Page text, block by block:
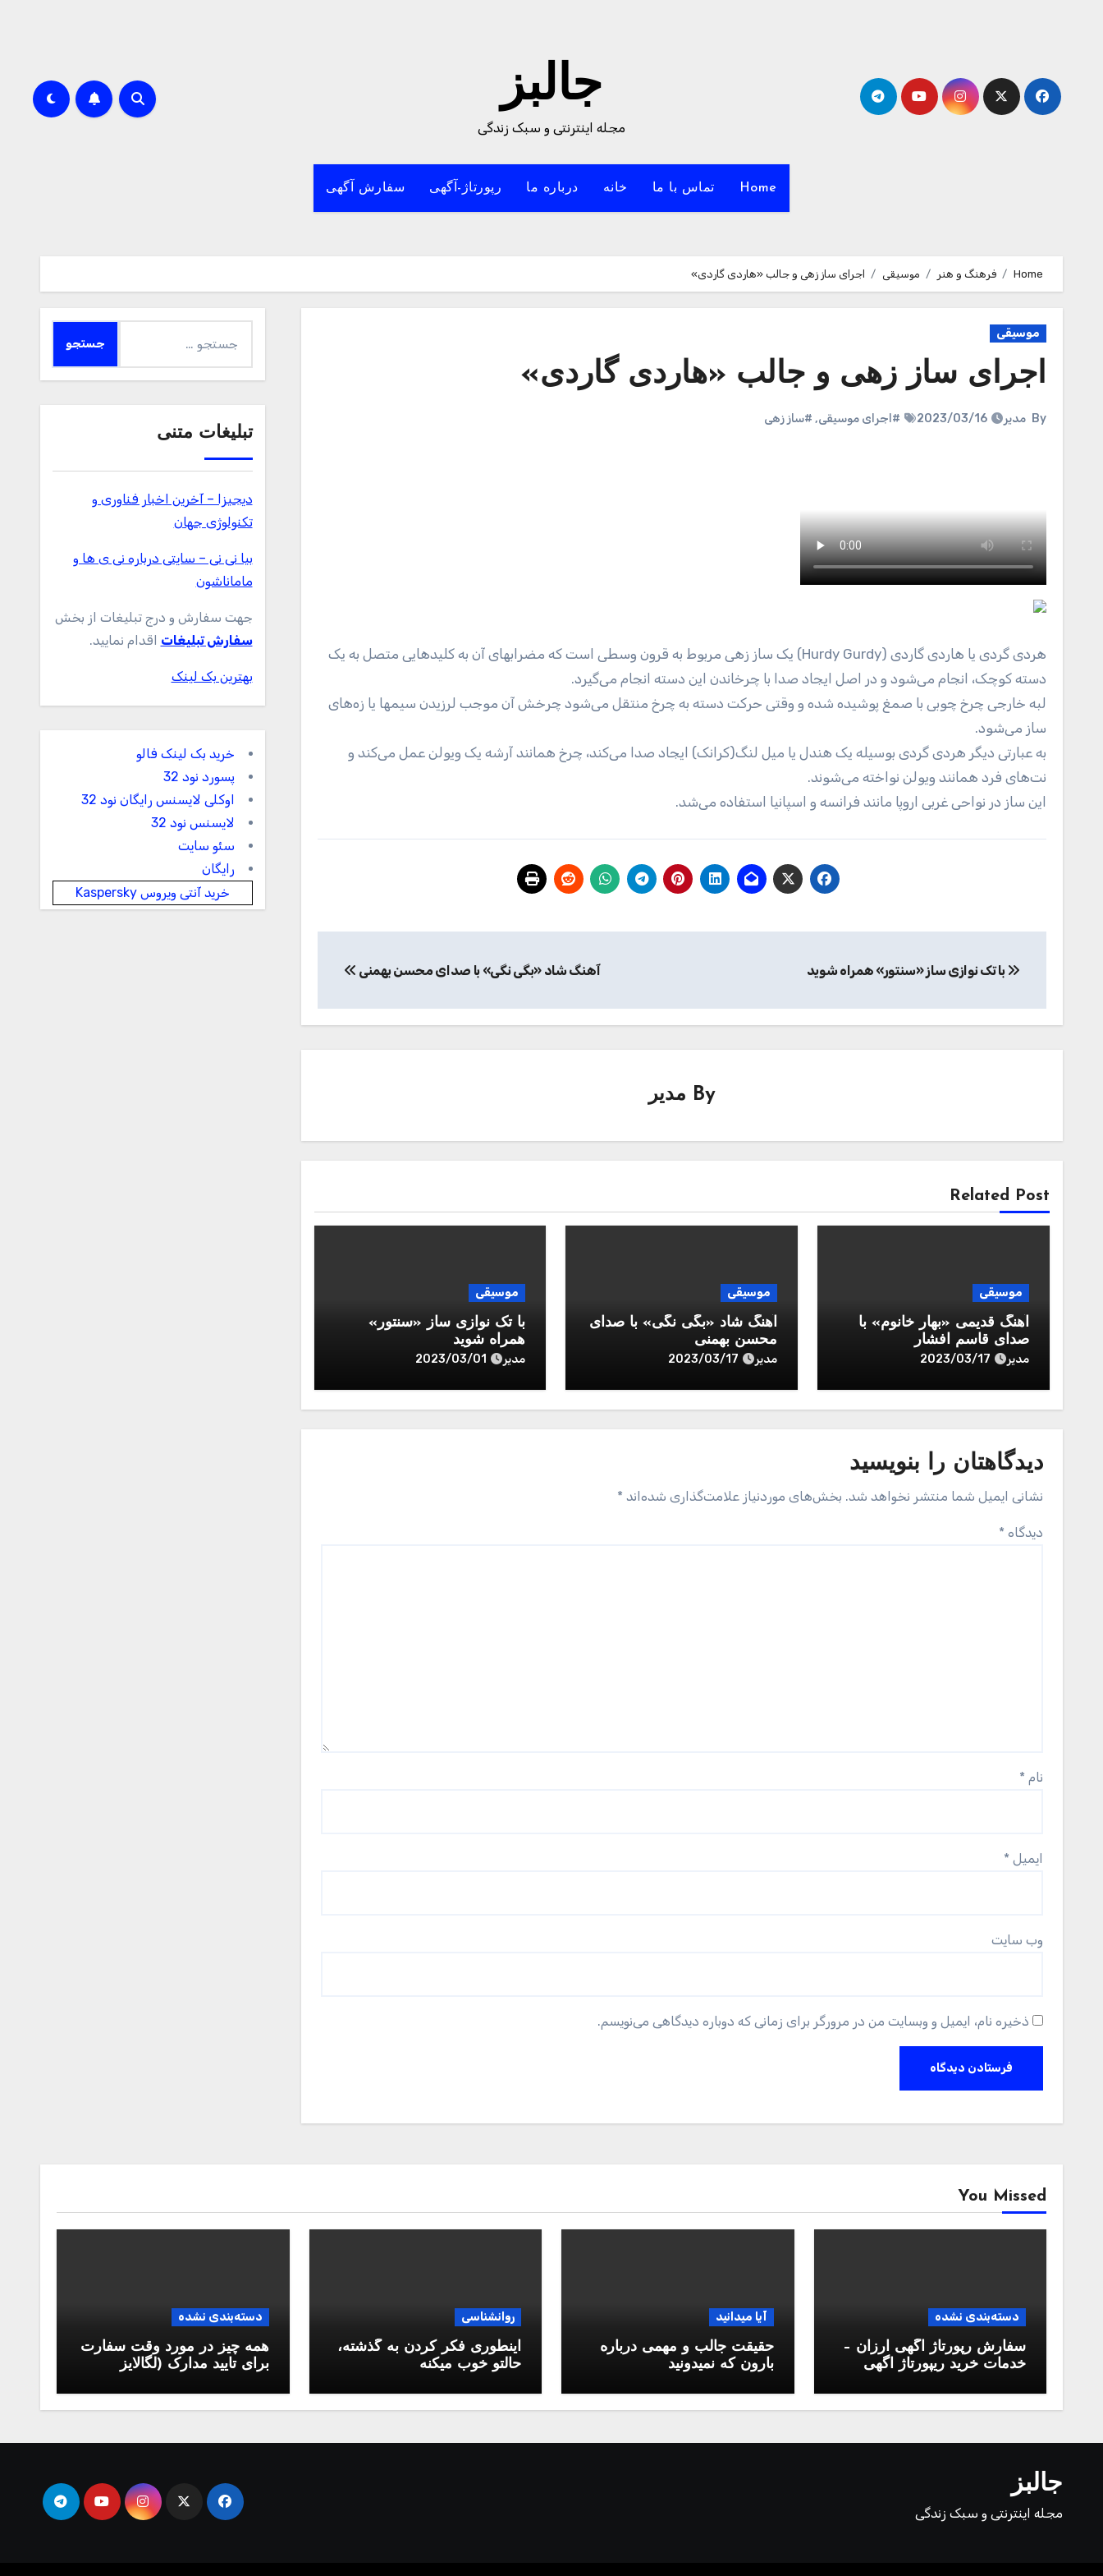
جالبز
مجله اینترنتی و سبک زندگی
Home تماس با ما خانه درباره ما رپورتاژ-آگهی سفارش آگهی
Home فرهنگ و هنر موسیقی اجرای ساز زهی و جالب «هاردی گاردی»
موسیقی
اجرای ساز زهی و جالب «هاردی گاردی»
By مدیر 2023/03/16 #اجرای موسیقی, #ساز زهی
هردی گردی یا هاردی گاردی (Hurdy Gurdy) یک ساز زهی مربوط به قرون وسطی است که مضرابهای آن به کلیدهایی متصل به یک
دسته کوچک، انجام می‌شود و در اصل ایجاد صدا با چرخاندن این دسته انجام می‌گیرد.
لبه خارجی چرخ چوبی با صمغ پوشیده شده و وقتی حرکت دسته به چرخ منتقل می‌شود چرخش آن موجب لرزیدن سیمها یا زه‌های
ساز می‌شود.
به عبارتی دیگر هردی گردی بوسیله یک هندل یا میل لنگ(کرانک) ایجاد صدا می‌کند، چرخ همانند آرشه یک ویولن عمل می‌کند و
نت‌های فرد همانند ویولن نواخته می‌شوند.
این ساز در نواحی غربی اروپا مانند فرانسه و اسپانیا استفاده می‌شد.
نوشتهبا تک نوازی ساز «سنتور» همراه شوید آهنگ شاد «بگی نگی» با صدای محسن بهمنی
By مدیر
Related Post
موسیقی
آهنگ قدیمی «بهار خانوم» با
صدای قاسم افشار
مدیر 2023/03/17
موسیقی
آهنگ شاد «بگی نگی» با صدای
محسن بهمنی
مدیر 2023/03/17
موسیقی
با تک نوازی ساز «سنتور»
همراه شوید
مدیر 2023/03/01
دیدگاهتان را بنویسید
نشانی ایمیل شما منتشر نخواهد شد. بخش‌های موردنیاز علامت‌گذاری شده‌اند *
دیدگاه *
نام *
ایمیل *
وب‌ سایت
ذخیره نام، ایمیل و وبسایت من در مرورگر برای زمانی که دوباره دیدگاهی می‌نویسم.
برای:
تبلیغات متنی
دیجیزا – آخرین اخبار فناوری و
تکنولوژی جهان
بیا نی نی – سایتی درباره نی ی ها و
ماماناشون
جهت سفارش و درج تبلیغات از بخش
سفارش تبلیغات اقدام نمایید.
بهترین بک لینک
خرید بک لینک فالو
پسورد نود 32
اوکلی لایسنس رایگان نود 32
لایسنس نود 32
سئو سایت
رایگان
خرید آنتی ویروس Kaspersky
You Missed
دسته‌بندی نشده
سفارش رپورتاژ آگهی ارزان –
خدمات خرید ریپورتاژ اگهی
آیا میدانید
حقیقت جالب و مهمی درباره
بارون که نمیدونید
روانشناسی
اینطوری فکر کردن به گذشته،
حالتو خوب میکنه
دسته‌بندی نشده
همه چیز در مورد وقت سفارت
برای تایید مدارک (لگالایز
جالبز
مجله اینترنتی و سبک زندگی